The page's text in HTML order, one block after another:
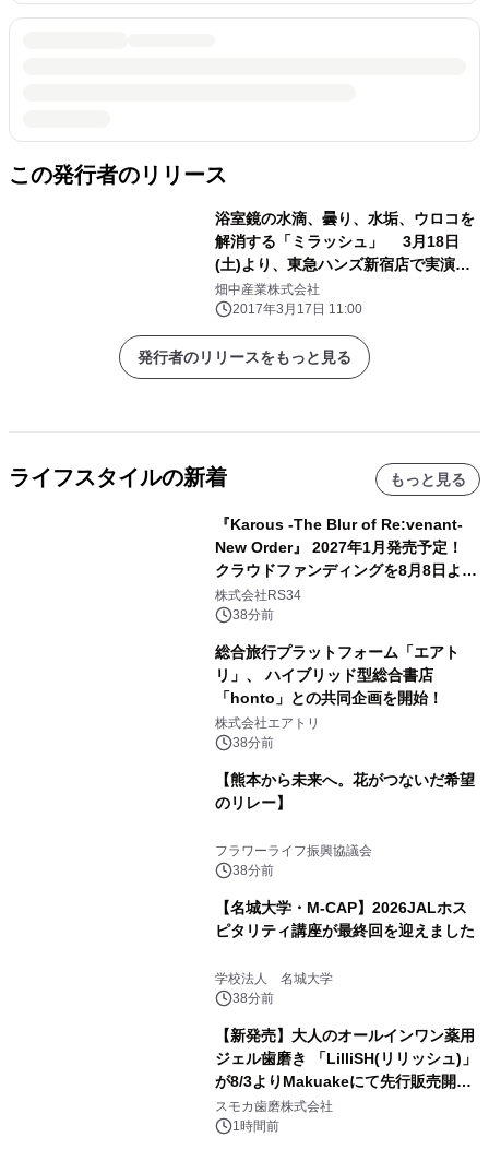
この発行者のリリース
浴室鏡の水滴、曇り、水垢、ウロコを
解消する「ミラッシュ」 3月18日
(土)より、東急ハンズ新宿店で実演販
売を開始
畑中産業株式会社
2017年3月17日 11:00
発行者のリリースをもっと見る
ライフスタイルの新着 もっと見る
『Karous -The Blur of Re:venant-
New Order』 2027年1月発売予定！
クラウドファンディングを8月8日より
開始
株式会社RS34
38分前
総合旅行プラットフォーム「エアト
リ」、 ハイブリッド型総合書店
「honto」との共同企画を開始！
株式会社エアトリ
38分前
【熊本から未来へ。花がつないだ希望
のリレー】
フラワーライフ振興協議会
38分前
【名城大学・M-CAP】2026JALホス
ピタリティ講座が最終回を迎えました
学校法人 名城大学
38分前
【新発売】大人のオールインワン薬用
ジェル歯磨き 「LilliSH(リリッシュ)」
が8/3よりMakuakeにて先行販売開
始！
スモカ歯磨株式会社
1時間前